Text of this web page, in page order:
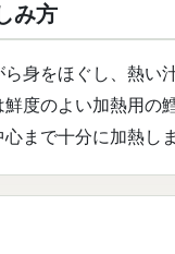
み方
身をほぐし、熱い
鮮度のよい加熱用の
まで十分に加熱しま